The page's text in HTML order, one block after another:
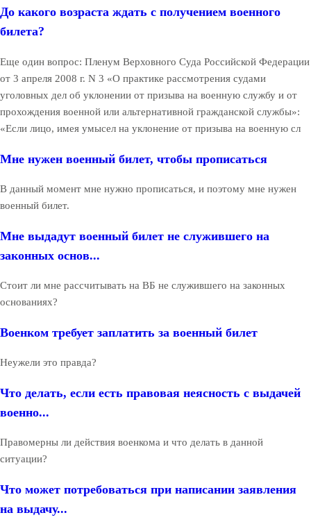
До какого возраста ждать с получением военного
билета?
Еще один вопрос: Пленум Верховного Суда Российской Федерации
от 3 апреля 2008 г. N 3 «О практике рассмотрения судами
уголовных дел об уклонении от призыва на военную службу и от
прохождения военной или альтернативной гражданской службы»:
«Если лицо, имея умысел на уклонение от призыва на военную сл
Мне нужен военный билет, чтобы прописаться
В данный момент мне нужно прописаться, и поэтому мне нужен
военный билет.
Мне выдадут военный билет не служившего на
законных основ...
Стоит ли мне рассчитывать на ВБ не служившего на законных
основаниях?
Военком требует заплатить за военный билет
Неужели это правда?
Что делать, если есть правовая неясность с выдачей
военно...
Правомерны ли действия военкома и что делать в данной
ситуации?
Что может потребоваться при написании заявления
на выдачу...